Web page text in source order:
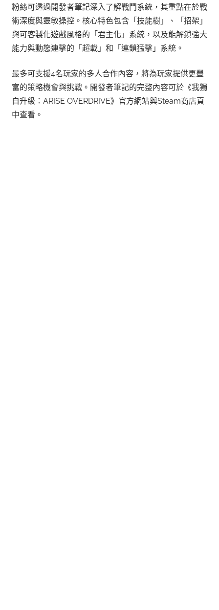
粉絲可透過開發者筆記深入了解戰鬥系統，其重點在於戰
術深度與靈敏操控。核心特色包含「技能樹」、「招架」
與可客製化遊戲風格的「君主化」系統，以及能解鎖強大
能力與動態連擊的「超載」和「連鎖猛擊」系統。
最多可支援4名玩家的多人合作內容，將為玩家提供更豐
富的策略機會與挑戰。開發者筆記的完整內容可於《我獨
自升級：ARISE OVERDRIVE》官方網站與Steam商店頁
中查看。